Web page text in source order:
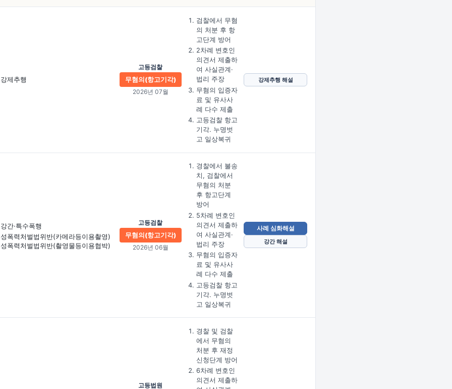
강제추행
고등검찰
무혐의(항고기각)
2026년 07월
검찰에서 무혐
의 처분 후 항
고단계 방어
2차례 변호인
의견서 제출하
여 사실관계·
법리 주장
무혐의 입증자
료 및 유사사
례 다수 제출
고등검찰 항고
기각. 누명벗
고 일상복귀
강제추행 해설
강간·특수폭행
성폭력처벌법위반(카메라등이용촬영)
성폭력처벌법위반(촬영물등이용협박)
고등검찰
무혐의(항고기각)
2026년 06월
경찰에서 불송
치, 검찰에서
무혐의 처분
후 항고단계
방어
5차례 변호인
의견서 제출하
여 사실관계·
법리 주장
무혐의 입증자
료 및 유사사
례 다수 제출
고등검찰 항고
기각. 누명벗
고 일상복귀
사례 심화해설
강간 해설
고등법원
경찰 및 검찰
에서 무혐의
처분 후 재정
신청단계 방어
6차례 변호인
의견서 제출하